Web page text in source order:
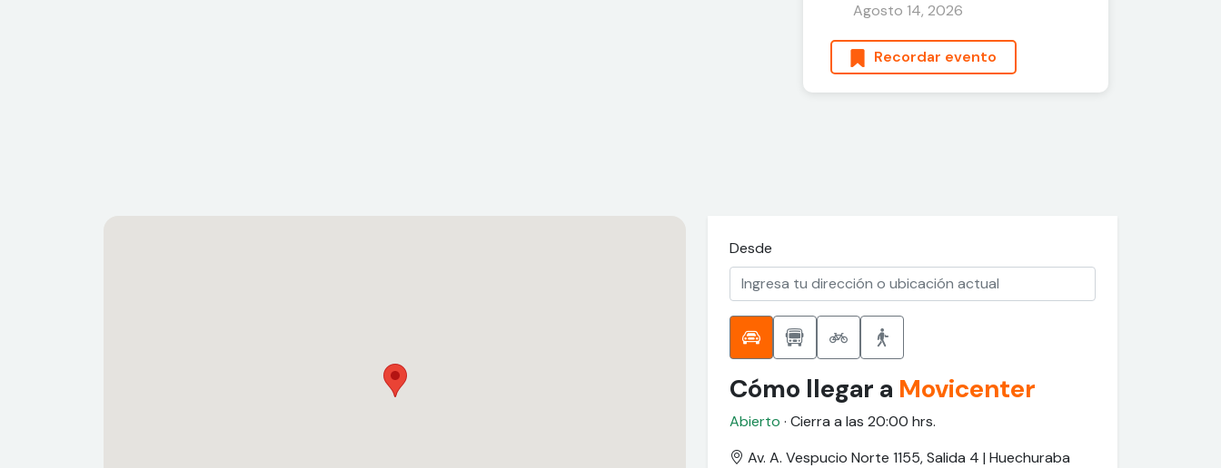
Agosto 14, 2026
Recordar evento
Desde
Cómo llegar a Movicenter
Abierto · Cierra a las 20:00 hrs.
Av. A. Vespucio Norte 1155, Salida 4 | Huechuraba